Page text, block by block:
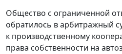
Общество с ограниченной
обратилось в арбитражный
к производственному
права собственности на